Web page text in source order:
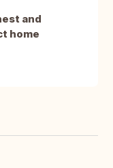
and
home